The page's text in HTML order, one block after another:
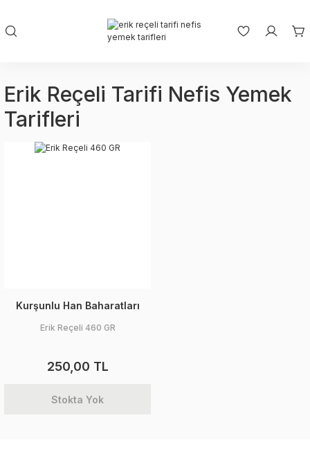
Erik Reçeli Tarifi Nefis Yemek
Tarifleri
Kurşunlu Han Baharatları
Erik Reçeli 460 GR
250,00 TL
Stokta Yok